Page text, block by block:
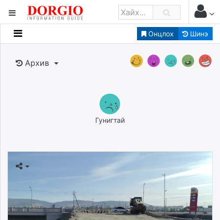
Онцлох Шинэ
Мэдээллийн
Банк санхүү
Gogo.mn
caak.mn
zindaa.mn
Baabar.mn
tovch.mn
Архив
Гунигтай